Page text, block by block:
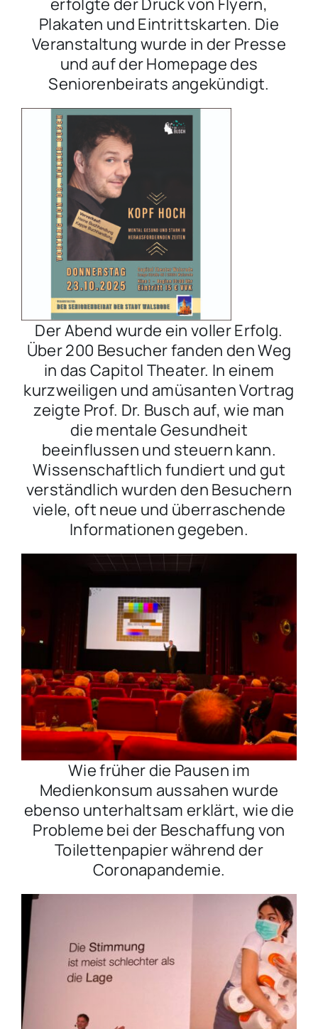
Plakaten und Eintrittskarten. Die
Veranstaltung wurde in der Presse
und auf der Homepage des
Seniorenbeirats angekündigt.
Der Abend wurde ein voller Erfolg.
Über 200 Besucher fanden den Weg
in das Capitol Theater. In einem
kurzweiligen und amüsanten Vortrag
zeigte Prof. Dr. Busch auf, wie man
die mentale Gesundheit
beeinflussen und steuern kann.
Wissenschaftlich fundiert und gut
verständlich wurden den Besuchern
viele, oft neue und überraschende
Informationen gegeben.
Wie früher die Pausen im
Medienkonsum aussahen wurde
ebenso unterhaltsam erklärt, wie die
Probleme bei der Beschaffung von
Toilettenpapier während der
Coronapandemie.